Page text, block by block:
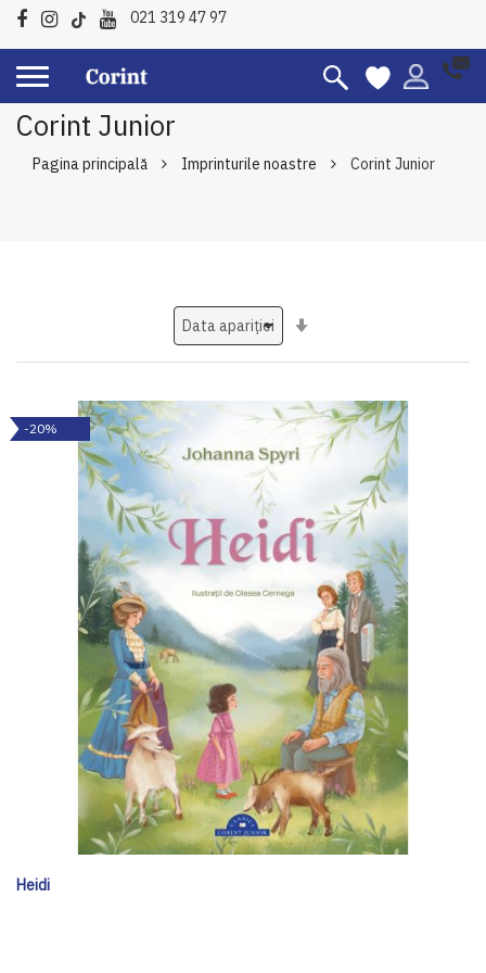
021 319 47 97
Corint Junior
Pagina principală Imprinturile noastre Corint Junior
-20%
Heidi